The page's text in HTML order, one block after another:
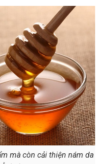
mà còn cải thiện nám da